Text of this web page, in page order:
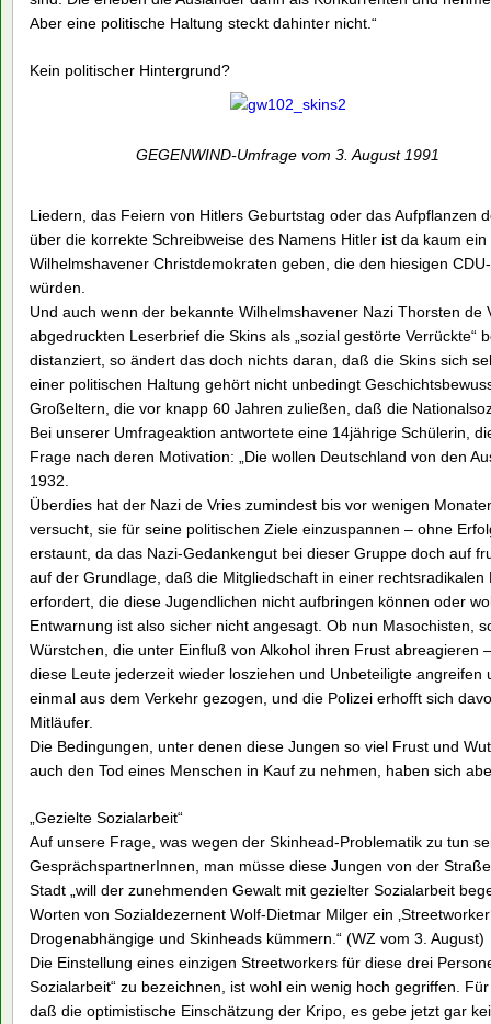
Aber eine politische Haltung steckt dahinter nicht.“
Kein politischer Hintergrund?
GEGENWIND-Umfrage vom 3. August 1991
Liedern, das Feiern von Hitlers Geburtstag oder das Aufpflanzen
über die korrekte Schreibweise des Namens Hitler ist da kaum
Wilhelmshavener Christdemokraten geben, die den hiesigen
würden.
Und auch wenn der bekannte Wilhelmshavener Nazi Thorsten de
abgedruckten Leserbrief die Skins als „sozial gestörte Verrückte“
distanziert, so ändert das doch nichts daran, daß die Skins sich
einer politischen Haltung gehört nicht unbedingt
Großeltern, die vor knapp 60 Jahren zuließen, daß die
Bei unserer Umfrageaktion antwortete eine 14jährige Schülerin,
Frage nach deren Motivation: „Die wollen Deutschland von den
1932.
Überdies hat der Nazi de Vries zumindest bis vor wenigen
versucht, sie für seine politischen Ziele einzuspannen – ohne
erstaunt, da das Nazi-Gedankengut bei dieser Gruppe doch auf
auf der Grundlage, daß die Mitgliedschaft in einer
erfordert, die diese Jugendlichen nicht aufbringen können oder
Entwarnung ist also sicher nicht angesagt. Ob nun Masochisten,
Würstchen, die unter Einfluß von Alkohol ihren Frust abreagieren
diese Leute jederzeit wieder losziehen und Unbeteiligte angreifen
einmal aus dem Verkehr gezogen, und die Polizei erhofft sich
Mitläufer.
Die Bedingungen, unter denen diese Jungen so viel Frust und
auch den Tod eines Menschen in Kauf zu nehmen, haben sich
„Gezielte Sozialarbeit“
Auf unsere Frage, was wegen der Skinhead-Problematik zu tun
GesprächspartnerInnen, man müsse diese Jungen von der
Stadt „will der zunehmenden Gewalt mit gezielter Sozialarbeit
Worten von Sozialdezernent Wolf-Dietmar Milger ein
Drogenabhängige und Skinheads kümmern.“ (WZ vom 3. August)
Die Einstellung eines einzigen Streetworkers für diese drei
Sozialarbeit“ zu bezeichnen, ist wohl ein wenig hoch gegriffen.
daß die optimistische Einschätzung der Kripo, es gebe jetzt gar